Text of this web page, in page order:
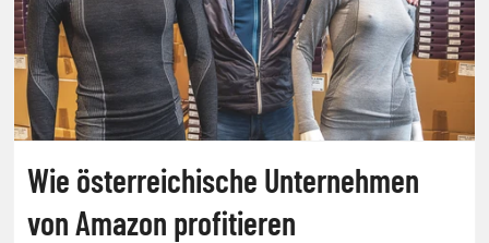
Wie österreichische Unternehmen
von Amazon profitieren